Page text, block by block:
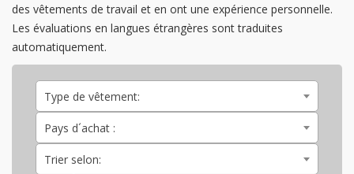
des vêtements de travail et en ont une expérience personnelle.
Les évaluations en langues étrangères sont traduites
automatiquement.
Type de vêtement:
Pays d´achat :
Trier selon: